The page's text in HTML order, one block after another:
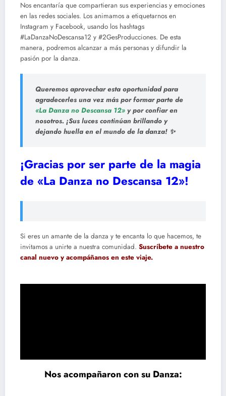
Nos encantaría que compartieran sus experiencias y emociones
en las redes sociales. Los animamos a etiquetarnos en
Instagram y Facebook, usando los hashtags
#LaDanzaNoDescansa12 y #2GesProducciones. De esta
manera, podremos alcanzar a más personas y difundir la
pasión por la danza.
Queremos aprovechar esta oportunidad para
agradecerles una vez más por formar parte de
«La Danza no Descansa 12» y por confiar en
nosotros. ¡Sus luces continúan brillando y
dejando huella en el mundo de la danza! ✨
¡Gracias por ser parte de la magia
de «La Danza no Descansa 12»!
Si eres un amante de la danza y te encanta lo que hacemos, te
invitamos a unirte a nuestra comunidad. Suscríbete a nuestro
canal nuevo y acompáñanos en este viaje.
Nos acompañaron con su Danza: